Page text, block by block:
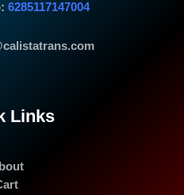
6285117147004
Links